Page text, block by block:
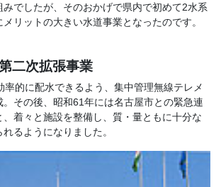
みでしたが、そのおかげで県内で初めて2水系
リットの大きい水道事業となったのです。
二次拡張事業
率的に配水できるよう、集中管理無線テレメ
。その後、昭和61年には名古屋市との緊急連
着々と施設を整備し、質・量ともに十分な
るようになりました。